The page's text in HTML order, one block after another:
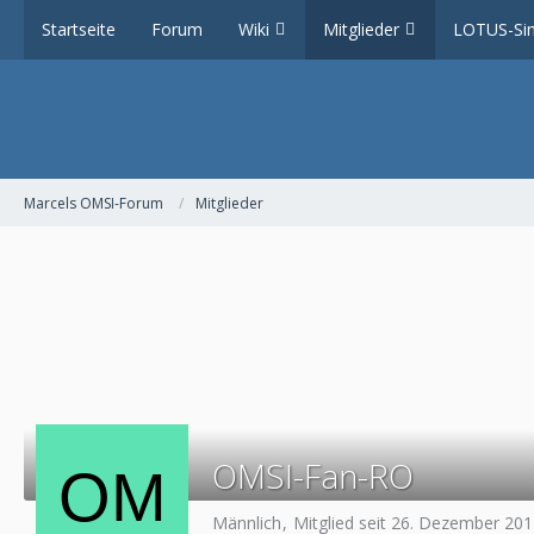
Startseite Forum Wiki Mitglieder LOTUS-
Marcels OMSI-Forum Mitglieder
OMSI-Fan-RO
Männlich
Mitglied seit 26. Dezember